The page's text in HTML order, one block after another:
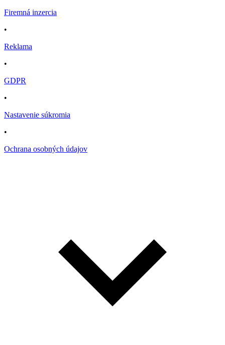
Firemná inzercia
•
Reklama
•
GDPR
•
Nastavenie súkromia
•
Ochrana osobných údajov